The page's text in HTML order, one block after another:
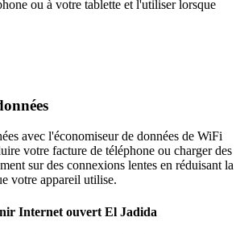
ou à votre tablette et l'utiliser lorsque
avec l'économiseur de données de WiFi
votre facture de téléphone ou charger des
sur des connexions lentes en réduisant la
votre appareil utilise.
Internet ouvert El Jadida